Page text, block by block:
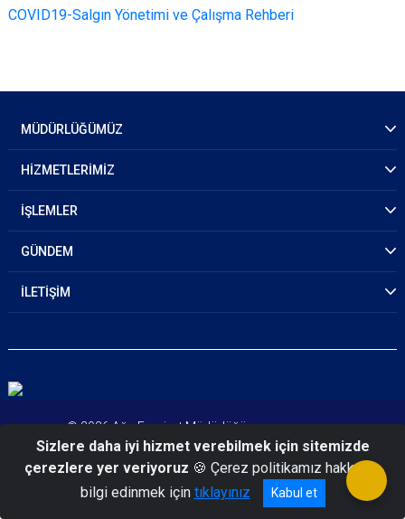
COVID19-Salgın Yönetimi ve Çalışma Rehberi
MÜDÜRLÜĞÜMÜZ
HİZMETLERİMİZ
İŞLEMLER
GÜNDEM
İLETİŞİM
© 2026 Ağrı Emniyet Müdürlüğü
Sizlere daha iyi hizmet verebilmek için sitemizde
çerezlere yer veriyoruz 🍪 Çerez politikamız hakkında
bilgi edinmek için tıklayınız Kabul et